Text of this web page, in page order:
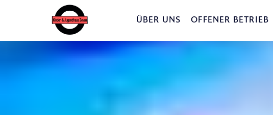
ÜBER UNS OFFENER BETRIEB